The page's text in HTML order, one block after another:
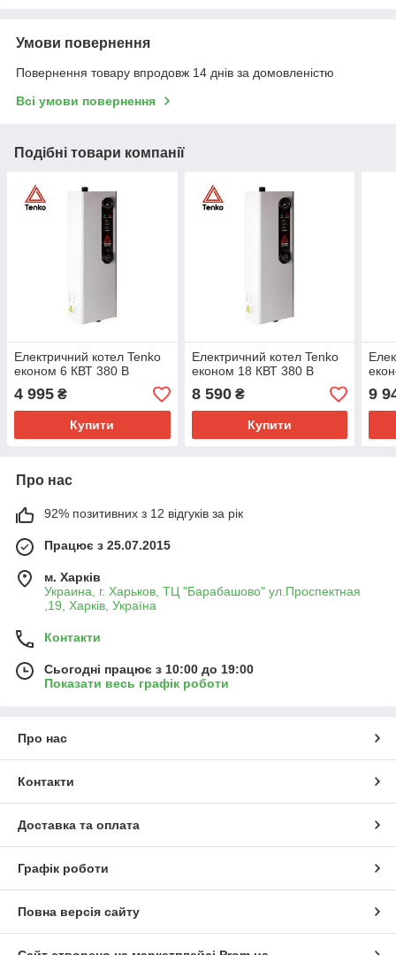
Умови повернення
Повернення товару впродовж 14 днів за домовленістю
Всі умови повернення
Подібні товари компанії
Електричний котел Tenko
економ 6 КВТ 380 В
4 995 ₴
Купити
Електричний котел Tenko
економ 18 КВТ 380 В
8 590₴
Купити
9
Про нас
92% позитивних з 12 відгуків за рік
Працює з 25.07.2015
м. Харків
Украина, г. Харьков, ТЦ "Барабашово" ул.Проспектная
,19, Харків, Україна
Контакти
Сьогодні працює з 10:00 до 19:00
Показати весь графік роботи
Про нас
Контакти
Доставка та оплата
Графік роботи
Повна версія сайту